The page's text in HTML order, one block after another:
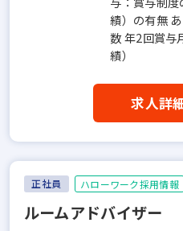
績）の有無
数 年2回賞
績）
求人詳
正社員 ハローワーク採用情報
ルームアドバイザー